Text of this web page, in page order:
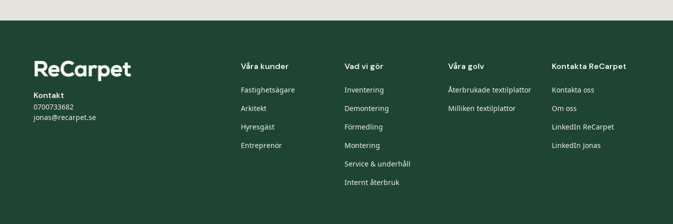
Kontakt
0700733682
jonas@recarpet.se
Våra kunder
Fastighetsägare
Arkitekt
Hyresgäst
Entreprenör
Vad vi gör
Inventering
Demontering
Förmedling
Montering
Service & underhåll
Internt återbruk
Våra golv
Återbrukade textilplattor
Milliken textilplattor
Kontakta ReCarpet
Kontakta oss
Om oss
LinkedIn ReCarpet
LinkedIn Jonas